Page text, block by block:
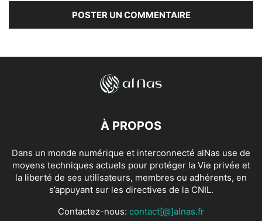
À PROPOS
Dans un monde numérique et interconnecté alNas use de
moyens techniques actuels pour protéger la Vie privée et
la liberté de ses utilisateurs, membres ou adhérents, en
s’appuyant sur les directives de la CNIL.
Contactez-nous: contact[@]alnas.fr